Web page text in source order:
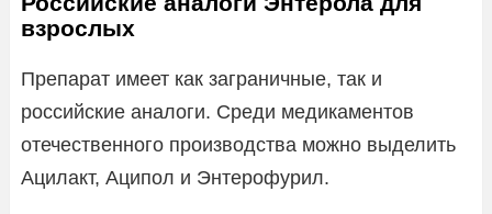
взрослых
Препарат имеет как заграничные, так и
российские аналоги. Среди медикаментов
отечественного производства можно выделить
Ацилакт, Аципол и Энтерофурил.